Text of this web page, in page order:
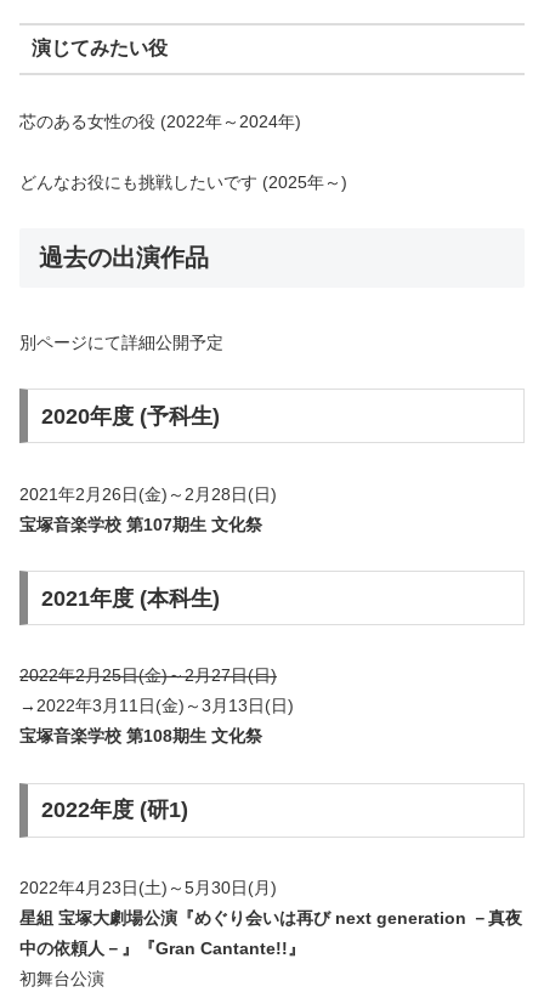
演じてみたい役
芯のある女性の役 (2022年～2024年)
どんなお役にも挑戦したいです (2025年～)
過去の出演作品
別ページにて詳細公開予定
2020年度 (予科生)
2021年2月26日(金)～2月28日(日)
宝塚音楽学校 第107期生 文化祭
2021年度 (本科生)
2022年2月25日(金)～2月27日(日)
→2022年3月11日(金)～3月13日(日)
宝塚音楽学校 第108期生 文化祭
2022年度 (研1)
2022年4月23日(土)～5月30日(月)
星組 宝塚大劇場公演『めぐり会いは再び next generation －真夜
中の依頼人－』『Gran Cantante!!』
初舞台公演